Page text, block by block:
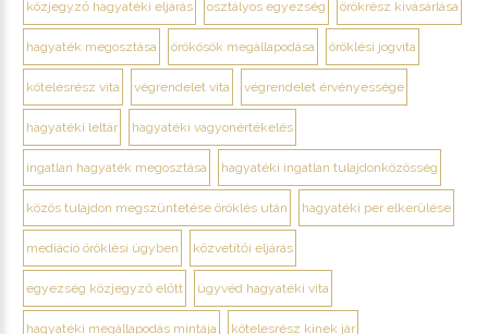
közjegyző hagyatéki eljárás osztályos egyezség örökrész kivásárlása
hagyaték megosztása örökösök megállapodása öröklési jogvita
kötelesrész vita végrendelet vita végrendelet érvényessége
hagyatéki leltár hagyatéki vagyonértékelés
ingatlan hagyaték megosztása hagyatéki ingatlan tulajdonközösség
közös tulajdon megszüntetése öröklés után hagyatéki per elkerülése
mediáció öröklési ügyben közvetítői eljárás
egyezség közjegyző előtt ügyvéd hagyatéki vita
hagyatéki megállapodás mintája kötelesrész kinek jár